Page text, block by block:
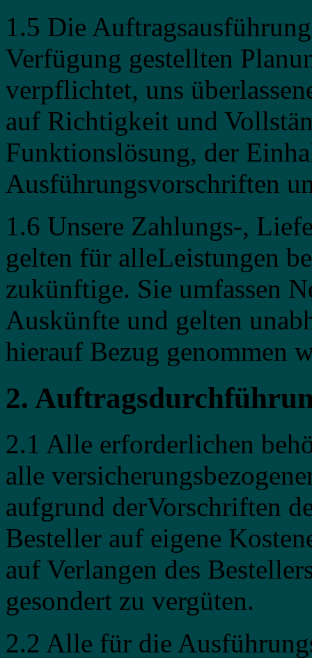
1.5 Die
Verfügung gestellten
verpflichtet, uns
auf Richtigkeit und
Funktionslösung, der
Ausführungsvorschriften
1.6 Unsere Zahlungs-,
gelten für alleLeistungen
zukünftige. Sie umfassen
Auskünfte und gelten
hierauf Bezug genommen
2.
2.1 Alle erforderlichen
alle
aufgrund derVorschriften
Besteller auf eigene
auf Verlangen des
gesondert zu vergüten.
2.2 Alle für die